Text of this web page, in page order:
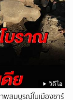
วิดีโอ
สมบูรณ์ในเมืองซาร์